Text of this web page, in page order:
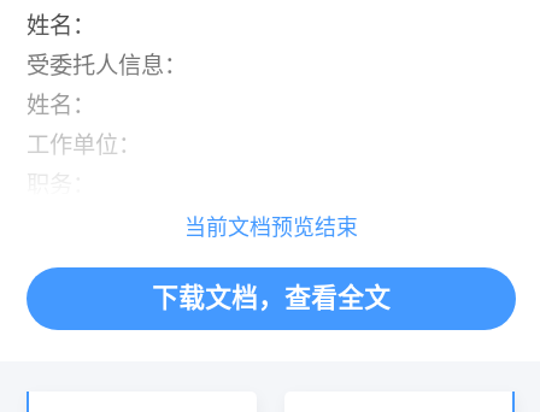
姓名：
受委托人信息：
姓名：
工作单位：
职务：
«
当前文档预览结束
下载文档，查看全文